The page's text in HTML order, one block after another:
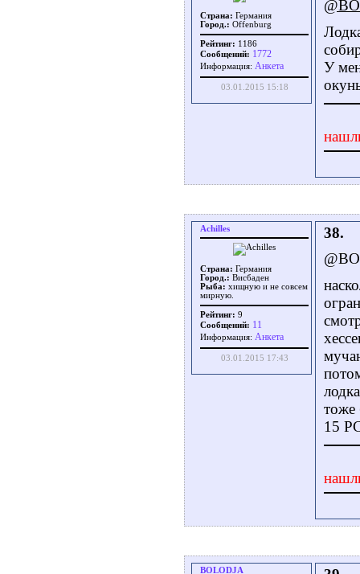
Страна: Германия
Город.: Offenburg
Рейтинг: 1186
Сообщений: 1772
Информация: Aнкета
03.01.2015 15:18
У
Achilles
Страна: Германия
Город.: Висбаден
Рыба: хищную и не совсем
мирную.
Рейтинг: 9
Сообщений: 11
Информация: Aнкета
03.01.2015 17:43
38.
тоже
15
BOLODJA